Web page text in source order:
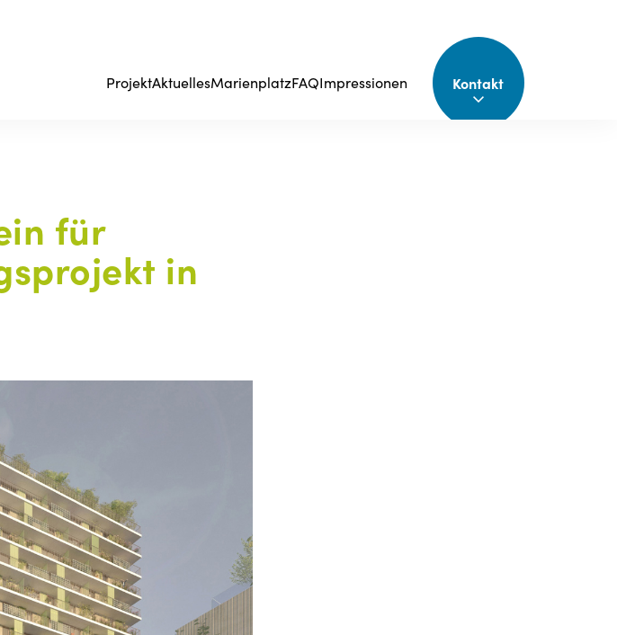
ProjektAktuellesMarienplatzFAQImpressionen Kontakt
für
in